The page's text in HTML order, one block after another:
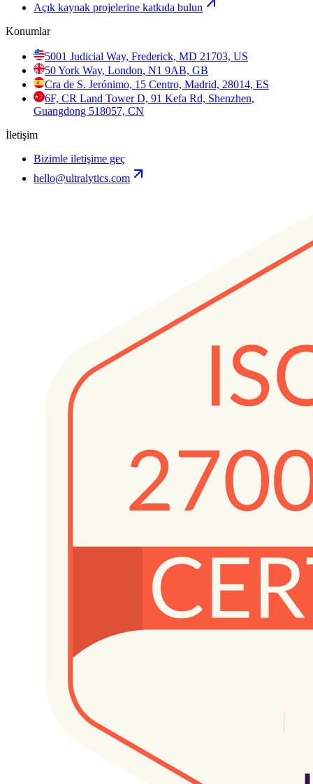
Açık kaynak projelerine katkıda bulun
Konumlar
5001 Judicial Way, Frederick, MD 21703, US
50 York Way, London, N1 9AB, GB
Cra de S. Jerónimo, 15 Centro, Madrid, 28014, ES
6F, CR Land Tower D, 91 Kefa Rd, Shenzhen,
Guangdong 518057, CN
İletişim
Bizimle iletişime geç
hello@ultralytics.com